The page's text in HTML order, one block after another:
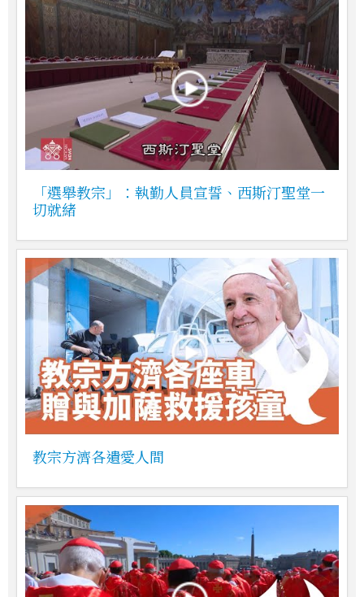
「選舉教宗」：執勤人員宣誓、西斯汀聖堂一
切就緒
教宗方濟各遺愛人間